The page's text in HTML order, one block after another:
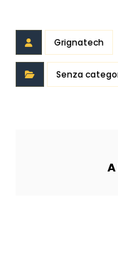
Grignatech
Senza